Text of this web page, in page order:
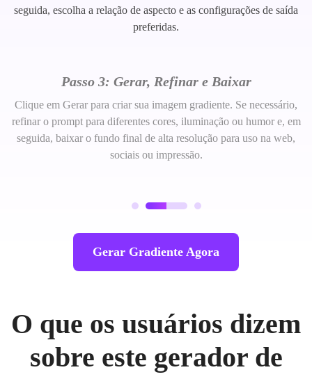
seguida, escolha a relação de aspecto e as configurações de saída
preferidas.
Passo 3: Gerar, Refinar e Baixar
Clique em Gerar para criar sua imagem gradiente. Se necessário,
refinar o prompt para diferentes cores, iluminação ou humor e, em
seguida, baixar o fundo final de alta resolução para uso na web,
sociais ou impressão.
Gerar Gradiente Agora
O que os usuários dizem
sobre este gerador de